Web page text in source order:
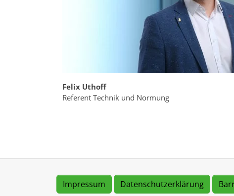
Felix Uthoff
Referent Technik und Normung
Impressum Datenschutzerklärung